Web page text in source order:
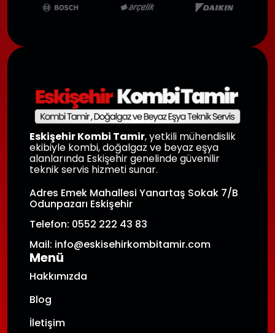
Eskişehir Kombi Tamir, yetkili mühendislik
ekibiyle kombi, doğalgaz ve beyaz eşya
alanlarında Eskişehir genelinde güvenilir
teknik servis hizmeti sunar.
Adres Emek Mahallesi Yanartaş Sokak 7/B
Odunpazarı Eskişehir
Telefon: 0552 222 43 83
Mail: info@eskisehirkombitamir.com
Menü
Hakkımızda
Blog
İletişim